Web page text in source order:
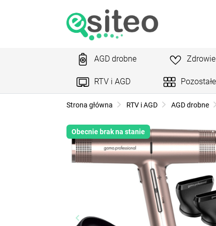
AGD drobne
RTV i AGD Pozostałe
Strona główna RTV i AGD AGD drobne
Obecnie brak na stanie
Poprzedni
keyboard_arrow_left